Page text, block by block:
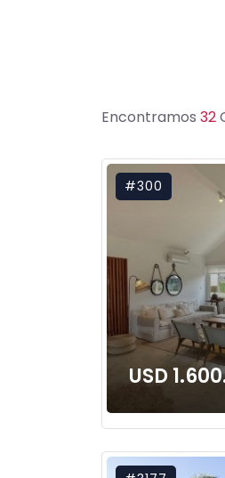
Encontramos 32
#300
USD